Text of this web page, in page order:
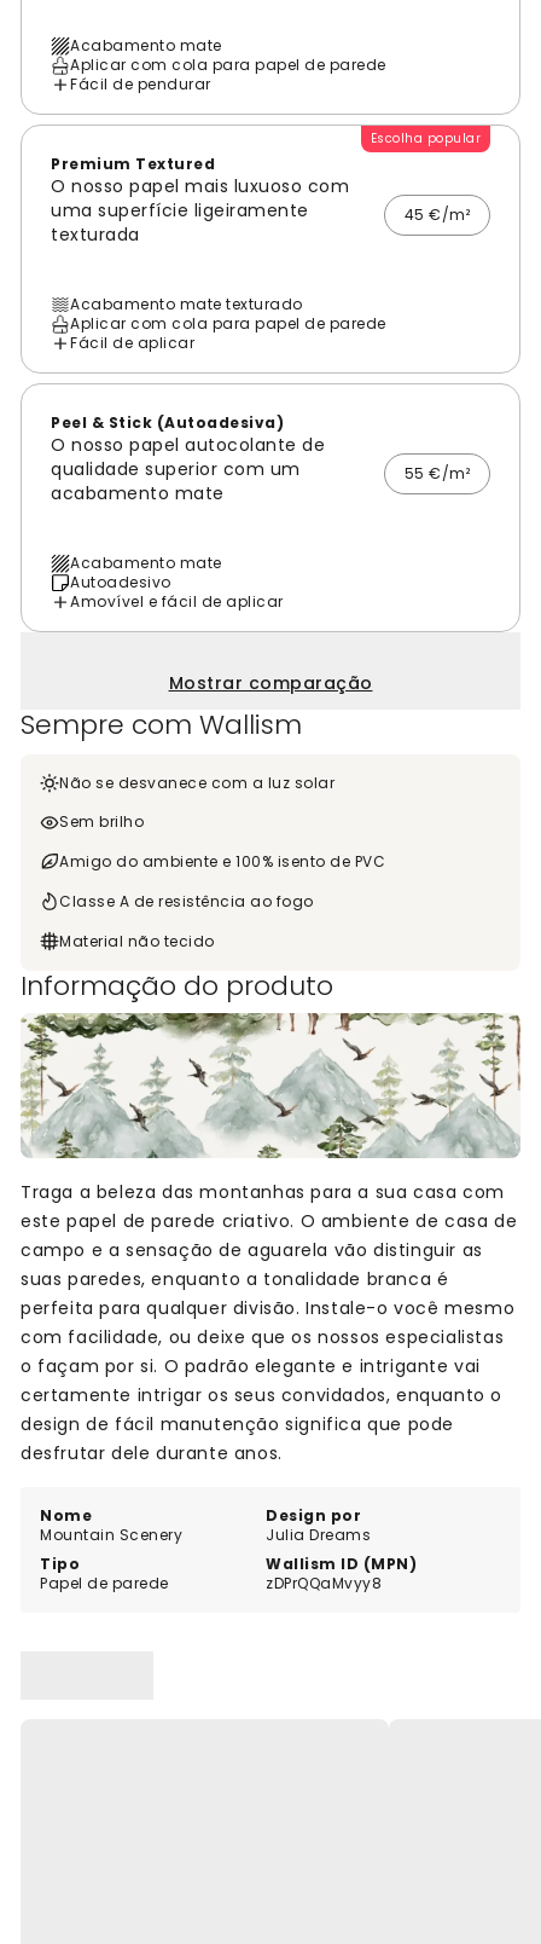
Acabamento mate
Aplicar com cola para papel de parede
Fácil de pendurar
Escolha popular
Premium Textured
O nosso papel mais luxuoso com
uma superfície ligeiramente
texturada
45 €/m²
Acabamento mate texturado
Aplicar com cola para papel de parede
Fácil de aplicar
Peel & Stick (Autoadesiva)
O nosso papel autocolante de
qualidade superior com um
acabamento mate
55 €/m²
Acabamento mate
Autoadesivo
Amovível e fácil de aplicar
Mostrar comparação
Sempre com Wallism
Não se desvanece com a luz solar
Sem brilho
Amigo do ambiente e 100% isento de PVC
Classe A de resistência ao fogo
Material não tecido
Informação do produto
Nome
Mountain Scenery
Design por
Julia Dreams
Tipo
Papel de parede
Wallism ID (MPN)
zDPrQQaMvyy8
Traga a beleza das montanhas para a sua casa com
este papel de parede criativo. O ambiente de casa de
campo e a sensação de aguarela vão distinguir as
suas paredes, enquanto a tonalidade branca é
perfeita para qualquer divisão. Instale-o você mesmo
com facilidade, ou deixe que os nossos especialistas
o façam por si. O padrão elegante e intrigante vai
certamente intrigar os seus convidados, enquanto o
design de fácil manutenção significa que pode
desfrutar dele durante anos.